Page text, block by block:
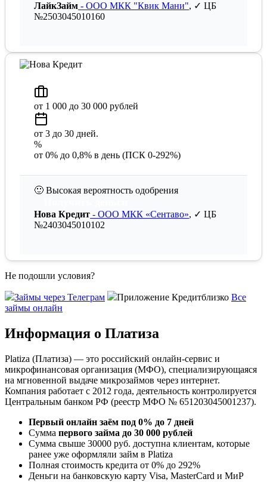
ЛайкЗайм - ООО МКК "Квик Мани", ✓ ЦБ
№2503045010160
от 1 000 до 30 000 рублей
от 3 до 30 дней.
%
от 0% до 0,8% в день (ПСК 0-292%)
🙂 Высокая вероятность одобрения
Нова Кредит - ООО МКК «Сентаво», ✓ ЦБ
№2403045010102
Не подошли условия?
Займы через Телеграм Приложение Кредитблизко Все
займы онлайн
Информация о Платиза
Platiza (Платиза) — это российский онлайн-сервис и
микрофинансовая организация (МФО), специализирующаяся
на мгновенной выдаче микрозаймов через интернет.
Компания работает с 2012 года, деятельность контролируется
Центральным банком РФ (реестр МФО № 651203045001237).
Первый онлайн заём под 0% до 7 дней
Сумма первого займа до 30 000 рублей
Сумма свыше 30000 руб. доступна клиентам, которые
ранее уже оформляли займ в Platiza
Полная стоимость кредита от 0% до 292%
Деньги на банковскую карту Visa, MasterCard и МиР